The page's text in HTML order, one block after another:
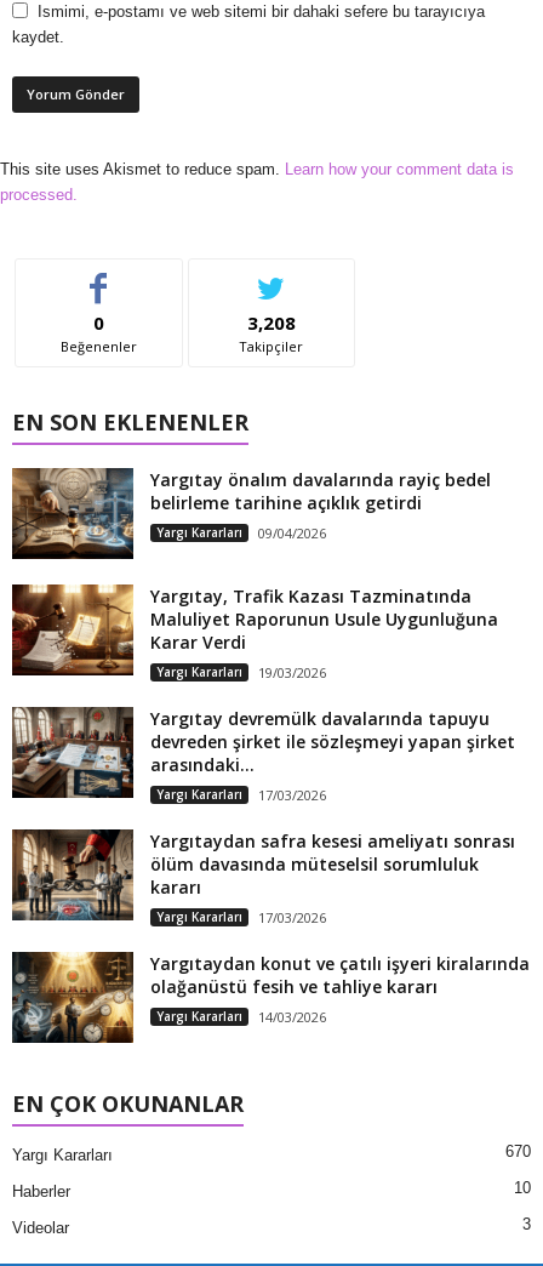
Ismimi, e-postamı ve web sitemi bir dahaki sefere bu tarayıcıya
kaydet.
This site uses Akismet to reduce spam. Learn how your comment data is
processed.
0
Beğenenler
3,208
Takipçiler
EN SON EKLENENLER
Yargıtay önalım davalarında rayiç bedel
belirleme tarihine açıklık getirdi
Yargı Kararları 09/04/2026
Yargıtay, Trafik Kazası Tazminatında
Maluliyet Raporunun Usule Uygunluğuna
Karar Verdi
Yargı Kararları 19/03/2026
Yargıtay devremülk davalarında tapuyu
devreden şirket ile sözleşmeyi yapan şirket
arasındaki...
Yargı Kararları 17/03/2026
Yargıtaydan safra kesesi ameliyatı sonrası
ölüm davasında müteselsil sorumluluk
kararı
Yargı Kararları 17/03/2026
Yargıtaydan konut ve çatılı işyeri kiralarında
olağanüstü fesih ve tahliye kararı
Yargı Kararları 14/03/2026
EN ÇOK OKUNANLAR
Yargı Kararları 670
Haberler 10
Videolar 3